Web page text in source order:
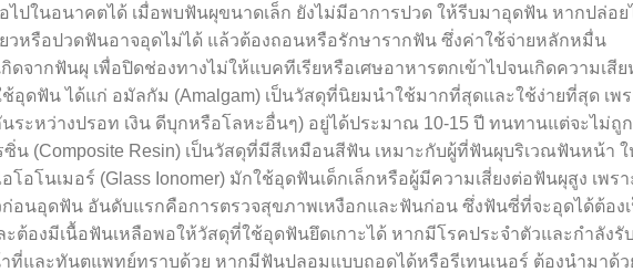
ไปในอนาคตได้ เมื่อพบฟันผุขนาดเล็ก ยังไม่มีอาการปวด ให้รีบมาอุดฟัน หากปล่อ
ยวหรือปวดฟันอาจอุดไม่ได้ แล้วต้องถอนหรือรักษารากฟัน ซึ่งค่าใช้จ่ายหลักหมื่
ดจากฟันผุ เพื่อปิดช่องทางไม่ให้แบคทีเรียหรือเศษอาหารตกเข้าไปจนเกิดความเสี
อุดฟัน ได้แก่ อมัลกัม (Amalgam) เป็นวัสดุที่นิยมนำใช้มากที่สุดและใช้ง่ายที่สุด เพร
ระหว่างปรอท เงิน ดีบุกหรือโลหะอื่นๆ) อยู่ได้ประมาณ 10-15 ปี ทนทานแต่จะไม่ถู
น (Composite Resin) เป็นวัสดุที่มีสีเหมือนสีฟัน เหมาะกับผู้ที่ฟันผุบริเวณฟันหน้า
อโนเมอร์ (Glass Ionomer) มักใช้อุดฟันเด็กเล็กหรือผู้มีความเสี่ยงต่อฟันผุสูง เพร
อนอุดฟัน อันดับแรกคือการตรวจสุขภาพเหงือกและฟันก่อน ซึ่งฟันซี่ที่จะอุดได้ต้อง
ต้องมีเนื้อฟันเหลือพอให้วัสดุที่ใช้อุดฟันยึดเกาะได้ หากมีโรคประจำตัวและกำลังรั
าที่และทันตแพทย์ทราบด้วย หากมีฟันปลอมแบบถอดได้หรือรีเทนเนอร์ ต้องนำมาด้ว